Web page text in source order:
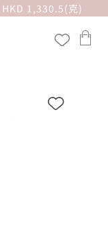
1,330.5(克)